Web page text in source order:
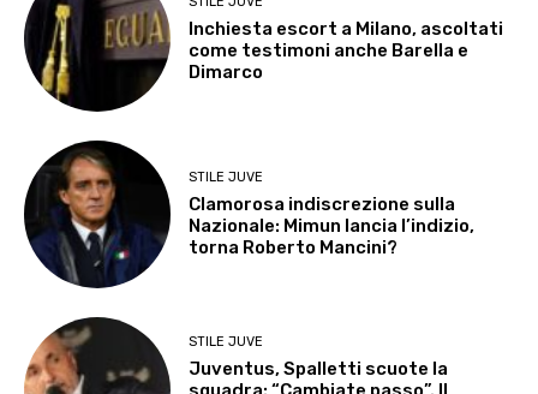
Inchiesta escort a Milano, ascoltati
come testimoni anche Barella e
Dimarco
STILE JUVE
Clamorosa indiscrezione sulla
Nazionale: Mimun lancia l’indizio,
torna Roberto Mancini?
STILE JUVE
Juventus, Spalletti scuote la